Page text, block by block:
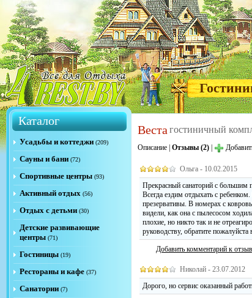
Каталог
Усадьбы и коттеджи (209)
Сауны и бани (72)
Спортивные центры (93)
Активный отдых (56)
Отдых с детьми (30)
Детские развивающие
центры (71)
Гостиницы (19)
Рестораны и кафе (37)
Санатории (7)
Веста гостиничный
Описание Отзывы (2)
Ольга - 10.02.2015
Прекрасный санаторий с большим
Всегда ездим отдыхать с
презервативы. В номерах с
видели, как она с пылесосом
плохие, но никто так и не
руководству, обратите
Добавить комментарий к
Николай - 23.07.2012
Дорого, но сервис оказанный